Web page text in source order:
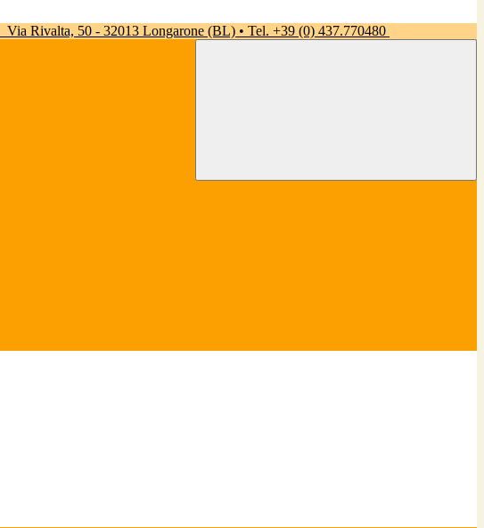
Via Rivalta, 50 - 32013 Longarone (BL) • Tel. +39 (0) 437.770480